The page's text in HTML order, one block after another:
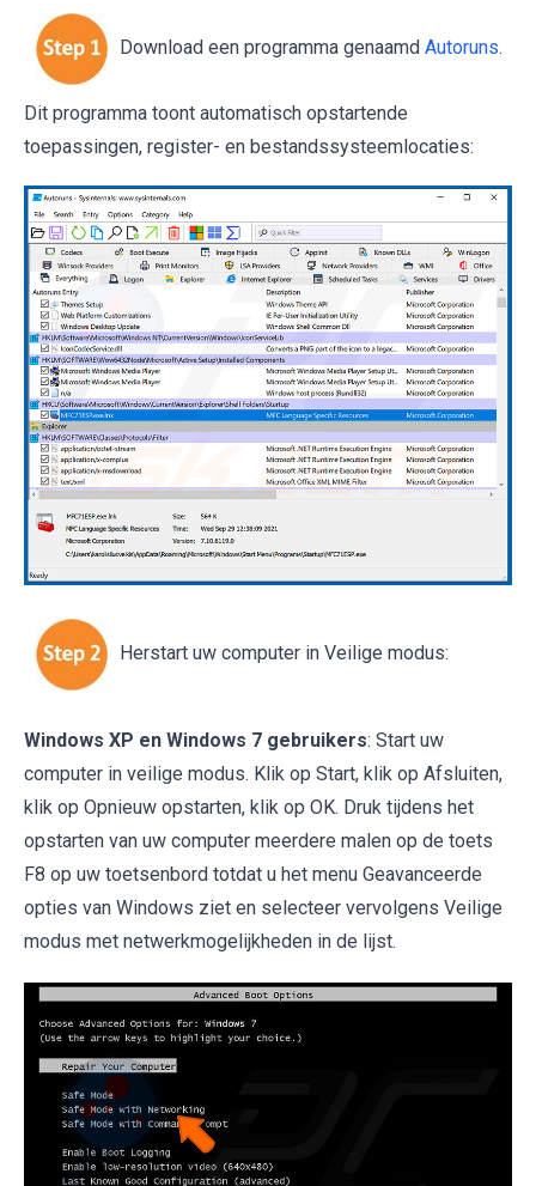
Download een programma genaamd Autoruns.
Dit programma toont automatisch opstartende
toepassingen, register- en bestandssysteemlocaties:
Herstart uw computer in Veilige modus:
Windows XP en Windows 7 gebruikers: Start uw
computer in veilige modus. Klik op Start, klik op Afsluiten,
klik op Opnieuw opstarten, klik op OK. Druk tijdens het
opstarten van uw computer meerdere malen op de toets
F8 op uw toetsenbord totdat u het menu Geavanceerde
opties van Windows ziet en selecteer vervolgens Veilige
modus met netwerkmogelijkheden in de lijst.